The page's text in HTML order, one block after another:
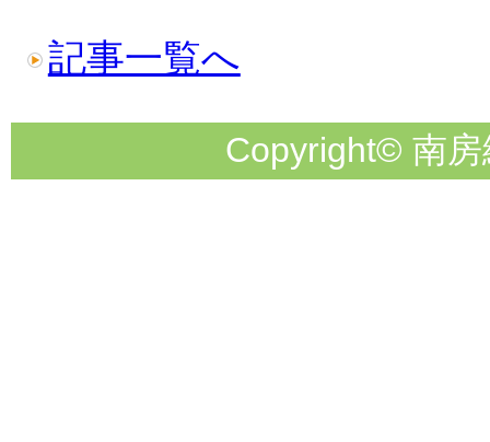
記事一覧へ
Copyright© 南